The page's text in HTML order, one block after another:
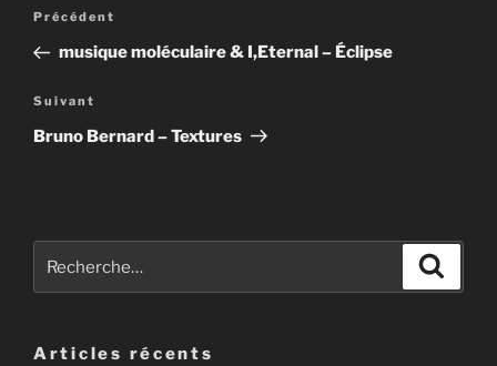
l’article
Article
précédent
Précédent
musique moléculaire & I,Eternal – Éclipse
Article
suivant
Suivant
Bruno Bernard – Textures
pour
Articles récents